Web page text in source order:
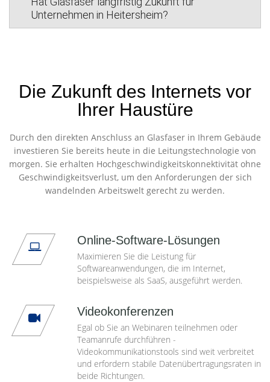
Unternehmen in Heitersheim?
Die Zukunft des Internets vor
Ihrer Haustüre
Durch den direkten Anschluss an Glasfaser in Ihrem Gebäude
investieren Sie bereits heute in die Leitungstechnologie von
morgen. Sie erhalten Hochgeschwindigkeitskonnektivität ohne
Geschwindigkeitsverlust, um den Anforderungen der sich
wandelnden Arbeitswelt gerecht zu werden.
Online-Software-Lösungen
Maximieren Sie die Leistung für
Softwareanwendungen, die im Internet,
beispielsweise als SaaS, ausgeführt werden.
Videokonferenzen
Egal ob Sie an Webinaren teilnehmen oder
Teamanrufe durchführen -
Videokommunikationstools sind weit verbreitet
und erfordern stabile Datenübertragungsraten in
beide Richtungen.